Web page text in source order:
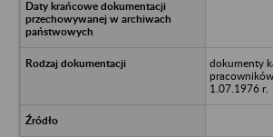
dokumenty
1.07.1976 r.